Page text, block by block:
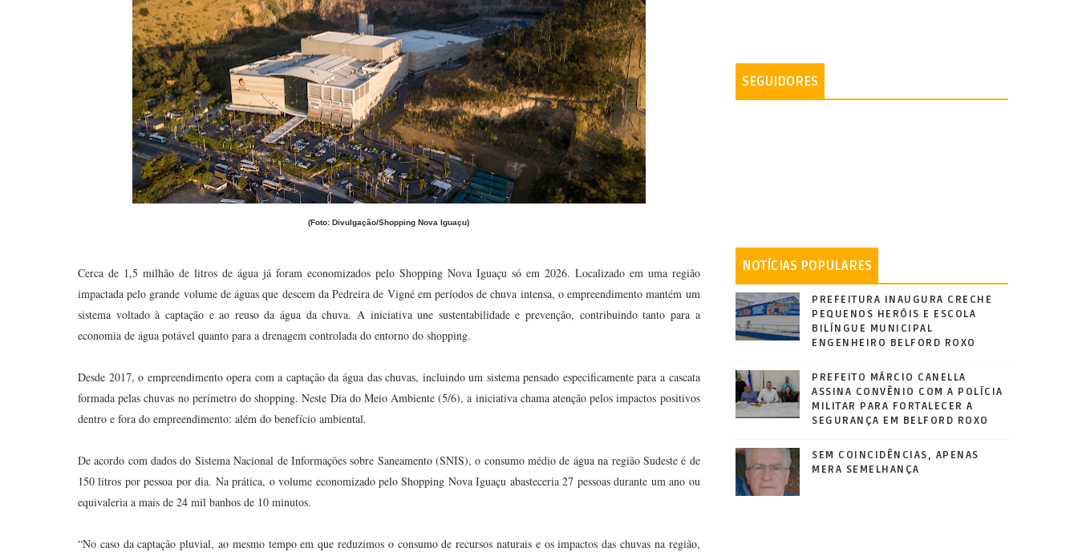
(Foto: Divulgação/Shopping Nova Iguaçu)
Cerca de 1,5 milhão de litros de água já foram economizados pelo Shopping Nova Iguaçu só em 2026. Localizado em uma região
impactada pelo grande volume de águas que descem da Pedreira de Vigné em períodos de chuva intensa, o empreendimento mantém um
sistema voltado à captação e ao reuso da água da chuva. A iniciativa une sustentabilidade e prevenção, contribuindo tanto para a
economia de água potável quanto para a drenagem controlada do entorno do shopping.
Desde 2017, o empreendimento opera com a captação da água das chuvas, incluindo um sistema pensado especificamente para a cascata
formada pelas chuvas no perímetro do shopping. Neste Dia do Meio Ambiente (5/6), a iniciativa chama atenção pelos impactos positivos
dentro e fora do empreendimento: além do benefício ambiental.
De acordo com dados do Sistema Nacional de Informações sobre Saneamento (SNIS), o consumo médio de água na região Sudeste é de
150 litros por pessoa por dia. Na prática, o volume economizado pelo Shopping Nova Iguaçu abasteceria 27 pessoas durante um ano ou
equivaleria a mais de 24 mil banhos de 10 minutos.
“No caso da captação pluvial, ao mesmo tempo em que reduzimos o consumo de recursos naturais e os impactos das chuvas na região,
SEGUIDORES
NOTÍCIAS POPULARES
PREFEITURA INAUGURA CRECHE
PEQUENOS HERÓIS E ESCOLA
BILÍNGUE MUNICIPAL
ENGENHEIRO BELFORD ROXO
PREFEITO MÁRCIO CANELLA
ASSINA CONVÊNIO COM A POLÍCIA
MILITAR PARA FORTALECER A
SEGURANÇA EM BELFORD ROXO
SEM COINCIDÊNCIAS, APENAS
MERA SEMELHANÇA